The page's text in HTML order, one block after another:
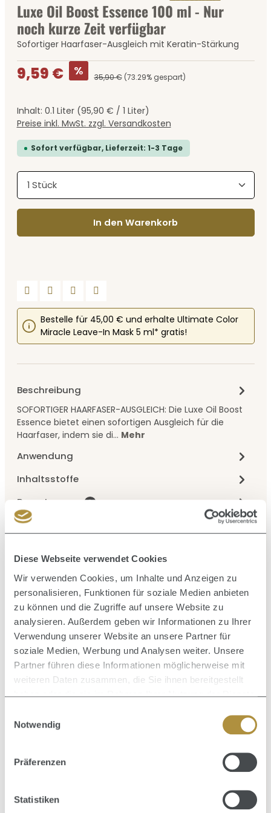
Diese Webseite verwendet Cookies
Wir verwenden Cookies, um Inhalte und Anzeigen zu
personalisieren, Funktionen für soziale Medien anbieten
zu können und die Zugriffe auf unsere Website zu
analysieren. Außerdem geben wir Informationen zu Ihrer
Verwendung unserer Website an unsere Partner für
soziale Medien, Werbung und Analysen weiter. Unsere
Partner führen diese Informationen möglicherweise mit
weiteren Daten zusammen, die Sie ihnen bereitgestellt
haben oder die sie im Rahmen Ihrer Nutzung der Dienste
Notwendig
Präferenzen
Statistiken
Luxe Oil Boost Essence 100 ml - Nur
noch kurze Zeit verfügbar
Sofortiger Haarfaser-Ausgleich mit Keratin-Stärkung
Verkaufspreis:
9,59 € % 35,90 € (73.29% gespart)
Inhalt: 0.1 Liter (95,90 € / 1 Liter)
Preise inkl. MwSt. zzgl. Versandkosten
Sofort verfügbar, Lieferzeit: 1-3 Tage
Produkt Anzahl: Gib den gewünschten Wert
In den Warenkorb
Bestelle für 45,00 € und erhalte Ultimate Color
Miracle Leave-In Mask 5 ml* gratis!
Beschreibung
SOFORTIGER HAARFASER-AUSGLEICH: Die Luxe Oil Boost
Essence bietet einen sofortigen Ausgleich für die
Haarfaser, indem sie di… Mehr
Anwendung
Inhaltsstoffe
Bewertungen
1
Produktgalerie überspringen
Ähnliche Artikel
Durchschnittliche Bewertung von 0 von 5 Sternen
Color Care Color Protect Locking Spray 250 ml
Inhalt:0.25 Liter(131,60 € / 1 Liter)
Produktgalerie überspringen
Zusammen kaufen mit